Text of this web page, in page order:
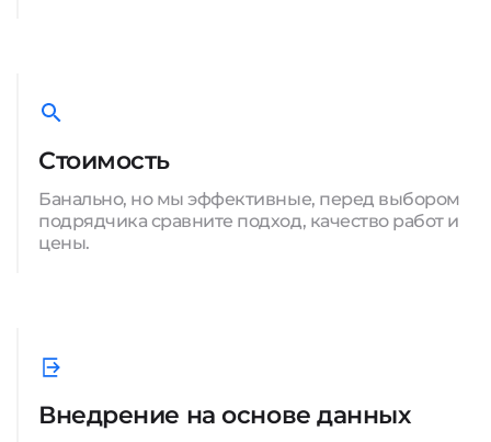
Стоимость
Банально, но мы эффективные, перед выбором
подрядчика сравните подход, качество работ и
цены.
Внедрение на основе данных